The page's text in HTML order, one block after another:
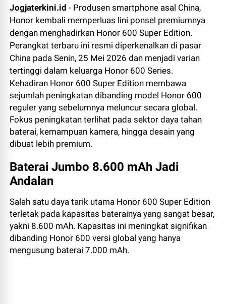
Jogjaterkini.id - Produsen smartphone asal China,
Honor kembali memperluas lini ponsel premiumnya
dengan menghadirkan Honor 600 Super Edition.
Perangkat terbaru ini resmi diperkenalkan di pasar
China pada Senin, 25 Mei 2026 dan menjadi varian
tertinggi dalam keluarga Honor 600 Series.
Kehadiran Honor 600 Super Edition membawa
sejumlah peningkatan dibanding model Honor 600
reguler yang sebelumnya meluncur secara global.
Fokus peningkatan terlihat pada sektor daya tahan
baterai, kemampuan kamera, hingga desain yang
dibuat lebih premium.
Baterai Jumbo 8.600 mAh Jadi
Andalan
Salah satu daya tarik utama Honor 600 Super Edition
terletak pada kapasitas baterainya yang sangat besar,
yakni 8.600 mAh. Kapasitas ini meningkat signifikan
dibanding Honor 600 versi global yang hanya
mengusung baterai 7.000 mAh.